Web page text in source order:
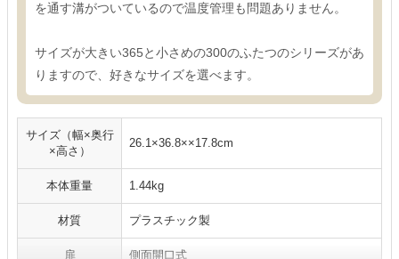
を通す溝がついているので温度管理も問題ありません。
サイズが大きい365と小さめの300のふたつのシリーズがあ
りますので、好きなサイズを選べます。
サイズ（幅×奥行
×高さ）
26.1×36.8××17.8cm
本体重量 1.44kg
材質 プラスチック製
扉 側面開口式